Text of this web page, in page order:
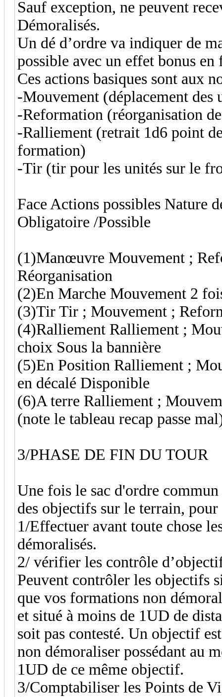
Sauf exception, ne peuvent
Démoralisés.
Un dé d’ordre va indiquer de
possible avec un effet bonus
Ces actions basiques sont aux
-Mouvement (déplacement des
-Reformation (réorganisation
-Ralliement (retrait 1d6 point
formation)
-Tir (tir pour les unités sur le
Face Actions possibles Nature
Obligatoire /Possible
(1)Manœuvre Mouvement ;
Réorganisation
(2)En Marche Mouvement 2
(3)Tir Tir ; Mouvement ;
(4)Ralliement Ralliement ;
choix Sous la bannière
(5)En Position Ralliement ;
en décalé Disponible
(6)A terre Ralliement ;
(note le tableau recap passe
3/PHASE DE FIN DU TOUR
Une fois le sac d'ordre
des objectifs sur le terrain,
1/Effectuer avant toute chose
démoralisés.
2/ vérifier les contrôle
Peuvent contrôler les objectifs
que vos formations non
et situé à moins de 1UD de
soit pas contesté. Un objectif
non démoraliser possédant au
1UD de ce même objectif.
3/Comptabiliser les Points de